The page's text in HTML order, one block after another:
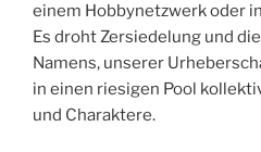
einem Hobbynetzwerk oder
Es droht Zersiedelung und
Namens, unserer
in einen riesigen Pool
und Charaktere.